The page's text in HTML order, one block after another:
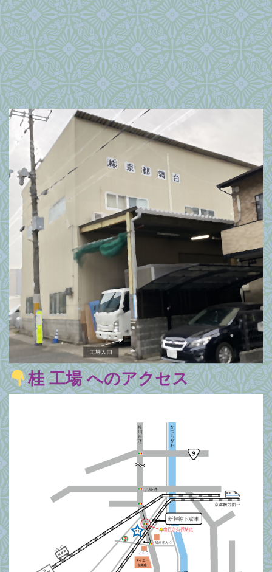
桂 工場 へのアクセス